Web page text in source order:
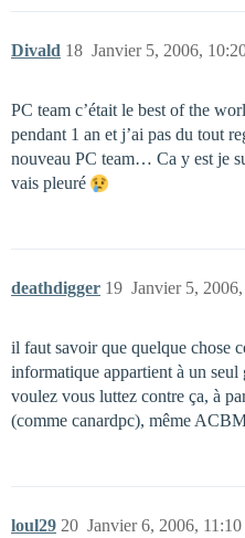
Divald Janvier 5, 2006,
18
PC team c’était le best of the
pendant 1 an et j’ai pas du tout
nouveau PC team… Ca y est je
vais pleuré
deathdigger Janvier 5,
19
il faut savoir que quelque chose
informatique appartient à un
voulez vous luttez contre ça, à
(comme canardpc), même
loul29 Janvier 6, 2006, 11:10
20